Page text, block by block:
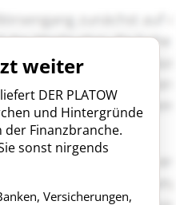
weiter
DER PLATOW
und Hintergründe
der Finanzbranche.
sonst nirgends
Versicherungen,